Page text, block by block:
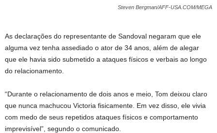
Steven Bergman/AFF-USA.COM/MEGA
As declarações do representante de Sandoval negaram que ele
alguma vez tenha assediado o ator de 34 anos, além de alegar
que ele havia sido submetido a ataques físicos e verbais ao longo
do relacionamento.
“Durante o relacionamento de dois anos e meio, Tom deixou claro
que nunca machucou Victoria fisicamente. Em vez disso, ele vivia
com medo de seus repetidos ataques físicos e comportamento
imprevisível”, segundo o comunicado.